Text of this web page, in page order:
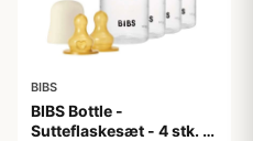
BIBS
BIBS Bottle -
Sutteflaskesæt - 4 stk. -